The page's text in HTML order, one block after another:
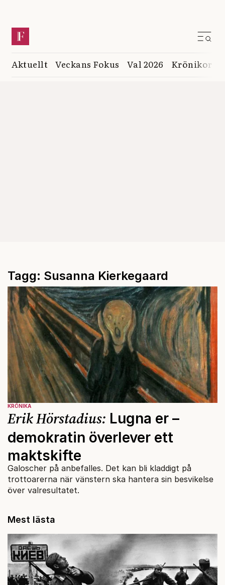
Aktuellt Veckans Fokus Val 2026 Krönikor
Tagg: Susanna Kierkegaard
KRÖNIKA
Erik Hörstadius: Lugna er –
demokratin överlever ett
maktskifte
Galoscher på anbefalles. Det kan bli kladdigt på
trottoarerna när vänstern ska hantera sin besvikelse
över valresultatet.
Mest lästa